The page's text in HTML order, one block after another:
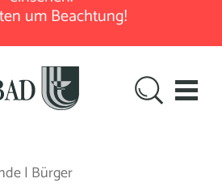
um Beachtung!
| Bürger